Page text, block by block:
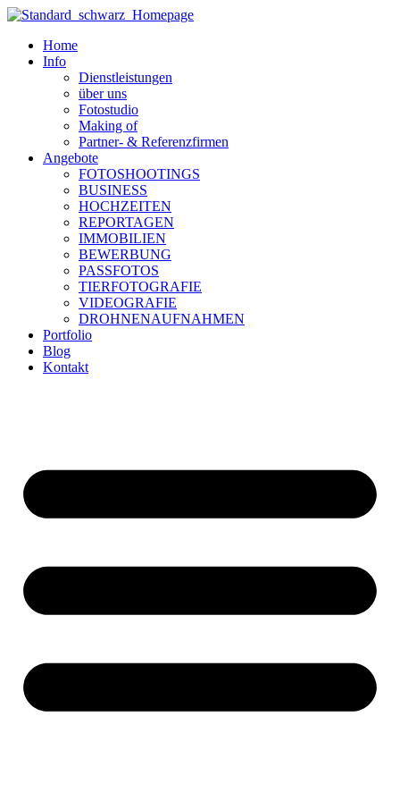
Zum
wechselnHome
Info
Dienstleistungen
über uns
Fotostudio
Making of
Partner- & Referenzfirmen
Angebote
FOTOSHOOTINGS
BUSINESS
HOCHZEITEN
REPORTAGEN
IMMOBILIEN
BEWERBUNG
PASSFOTOS
TIERFOTOGRAFIE
VIDEOGRAFIE
DROHNENAUFNAHMEN
Portfolio
Blog
Kontakt